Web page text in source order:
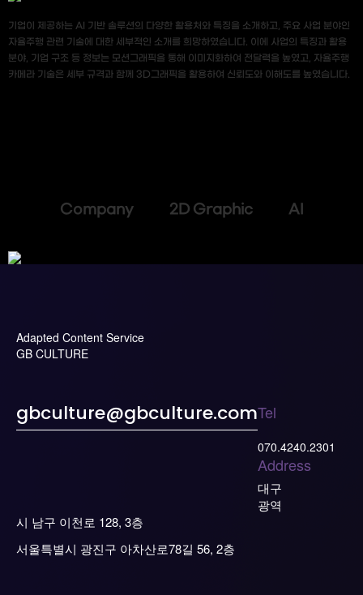
기업이 제공하는 AI 기반 솔루션의 다양한 활용처와 특징을 소개하고, 주요 사업 분야인
자율주행 관련 기술에 대한 세부적인 소개를 희망하였습니다. 이에 사업의 특징과 활용
분야, 기업 구조 등 정보는 모션그래픽을 통해 이미지화하여 전달력을 높였고, 자율주행
카메라 기술은 세부 규격과 함께 3D그래픽을 활용하여 신뢰도와 이해도를 높였습니다.
Company 2D Graphic AI
Adapted Content Service
GB CULTURE
gbculture@gbculture.comTel
070.4240.2301
Address
대구
광역
시 남구 이천로 128, 3층
서울특별시 광진구 아차산로78길 56, 2층